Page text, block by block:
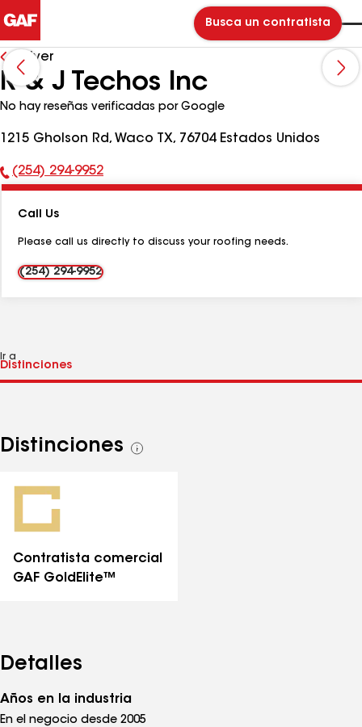
Busca un contratista
Volver
R & J Techos Inc
No hay reseñas verificadas por Google
1215 Gholson Rd, Waco TX, 76704 Estados Unidos
Número
teléfono:
(254) 294-9952
Call Us
Please call us directly to discuss your roofing needs.
(254) 294-9952
Ir a
Distinciones
Ver
Contratista comercial
GAF GoldElite™
Detalles
Años en la industria
En el negocio desde 2005